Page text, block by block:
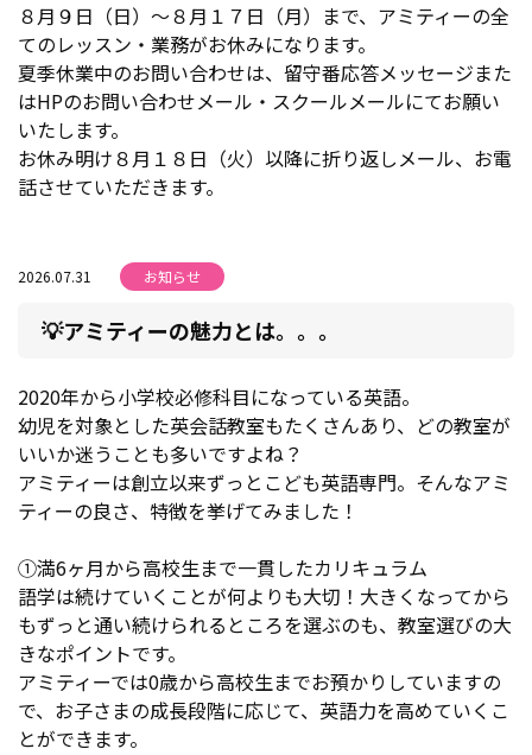
８月９日（日）～８月１７日（月）まで、アミティーの全
てのレッスン・業務がお休みになります。
夏季休業中のお問い合わせは、留守番応答メッセージまた
はHPのお問い合わせメール・スクールメールにてお願い
いたします。
お休み明け８月１８日（火）以降に折り返しメール、お電
話させていただきます。
2026.07.31 お知らせ
💡アミティーの魅力とは。。。
2020年から小学校必修科目になっている英語。
幼児を対象とした英会話教室もたくさんあり、どの教室が
いいか迷うことも多いですよね？
アミティーは創立以来ずっとこども英語専門。そんなアミ
ティーの良さ、特徴を挙げてみました！
①満6ヶ月から高校生まで一貫したカリキュラム
語学は続けていくことが何よりも大切！大きくなってから
もずっと通い続けられるところを選ぶのも、教室選びの大
きなポイントです。
アミティーでは0歳から高校生までお預かりしていますの
で、お子さまの成長段階に応じて、英語力を高めていくこ
とができます。